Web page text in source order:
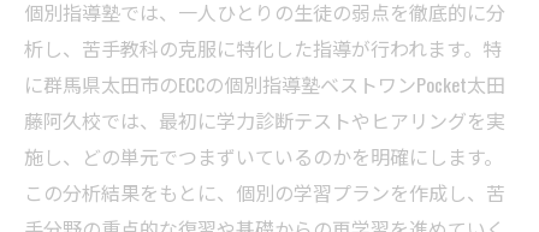
個別指導塾では、一人ひとりの生徒の弱点を徹底的に分
析し、苦手教科の克服に特化した指導が行われます。特
に群馬県太田市のECCの個別指導塾ベストワンPocket太田
藤阿久校では、最初に学力診断テストやヒアリングを実
施し、どの単元でつまずいているのかを明確にします。
この分析結果をもとに、個別の学習プランを作成し、苦